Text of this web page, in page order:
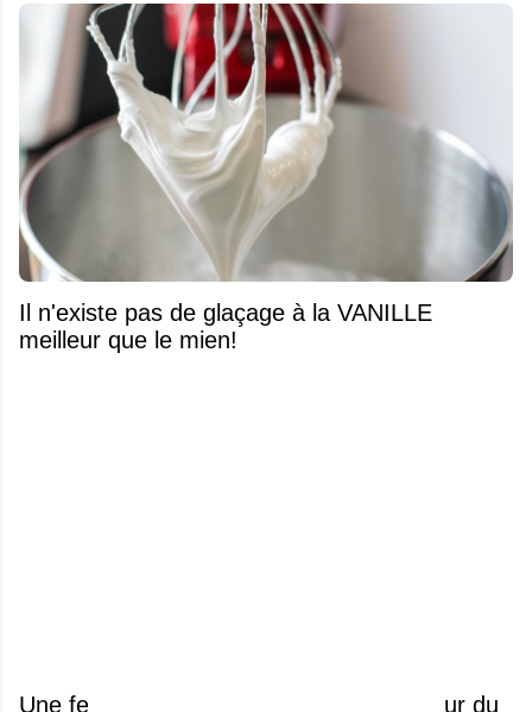
Il n'existe pas de glaçage à la VANILLE
meilleur que le mien!
Une femme découvre des vers vivants sur du